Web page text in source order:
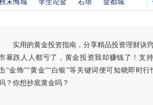
末悔城 李生论金 右琅 金都城
实用的黄金投资指南，分享精品投资理财诀
暴跌人人都亏了，黄金投资我却赚钱了！支
“金饰”“黄金”“白银”等关键词便可知晓即时
？你想抄底黄金吗？